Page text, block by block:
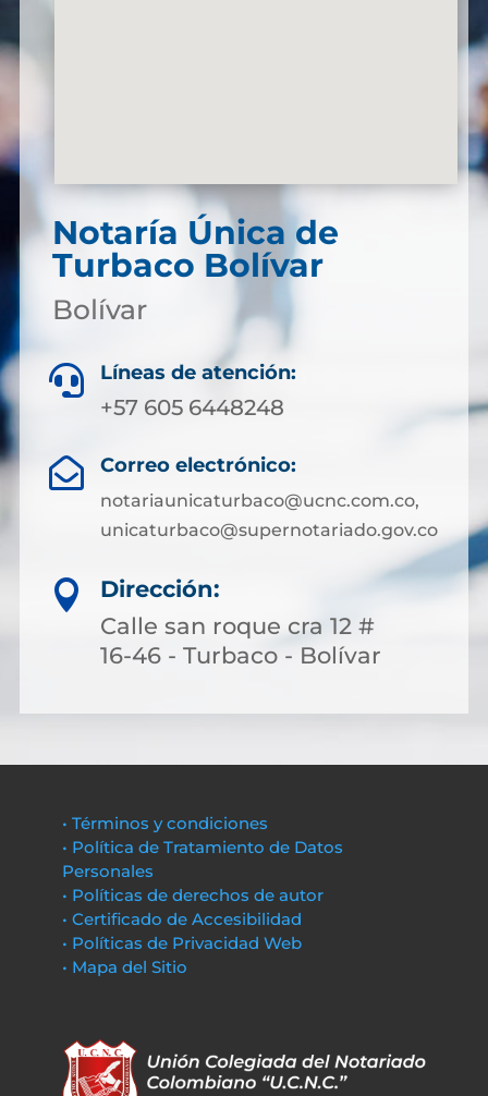
Notaría Única de
Turbaco Bolívar
Bolívar
 Líneas de atención:
+57 605 6448248
 Correo electrónico:
notariaunicaturbaco@ucnc.com.co,
unicaturbaco@supernotariado.gov.co

Dirección:
Calle san roque cra 12 #
16-46 - Turbaco - Bolívar
• Términos y condiciones
• Política de Tratamiento de Datos
Personales
• Políticas de derechos de autor
• Certificado de Accesibilidad
• Políticas de Privacidad Web
• Mapa del Sitio